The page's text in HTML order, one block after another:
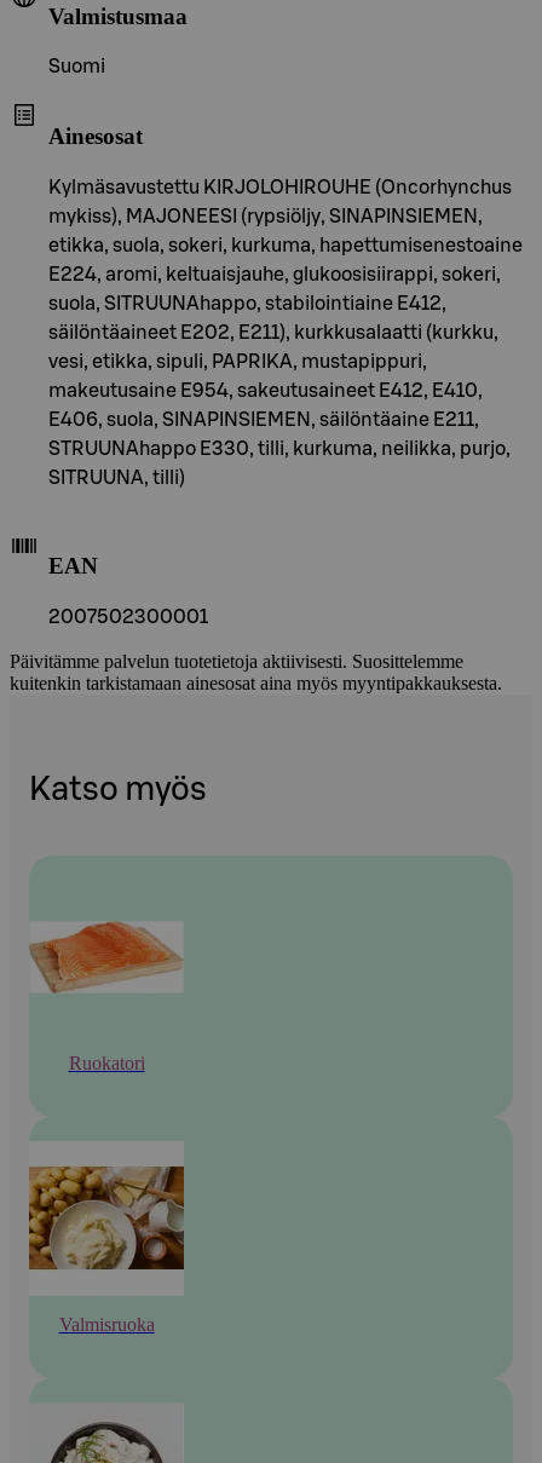
Valmistusmaa
Suomi
Ainesosat
Kylmäsavustettu KIRJOLOHIROUHE (Oncorhynchus
mykiss), MAJONEESI (rypsiöljy, SINAPINSIEMEN,
etikka, suola, sokeri, kurkuma, hapettumisenestoaine
E224, aromi, keltuaisjauhe, glukoosisiirappi, sokeri,
suola, SITRUUNAhappo, stabilointiaine E412,
säilöntäaineet E202, E211), kurkkusalaatti (kurkku,
vesi, etikka, sipuli, PAPRIKA, mustapippuri,
makeutusaine E954, sakeutusaineet E412, E410,
E406, suola, SINAPINSIEMEN, säilöntäaine E211,
STRUUNAhappo E330, tilli, kurkuma, neilikka, purjo,
SITRUUNA, tilli)
EAN
2007502300001
Päivitämme palvelun tuotetietoja aktiivisesti. Suosittelemme
kuitenkin tarkistamaan ainesosat aina myös myyntipakkauksesta.
Katso myös
Ruokatori
Valmisruoka